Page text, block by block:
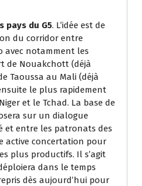
pays du G5. L’idée est de
du corridor entre
avec notamment les
de Nouakchott (déjà
Taoussa au Mali (déjà
le plus rapidement
et le Tchad. La base de
sur un dialogue
et entre les patronats des
active concertation pour
plus productifs. Il s’agit
dans le temps
dès aujourd’hui pour